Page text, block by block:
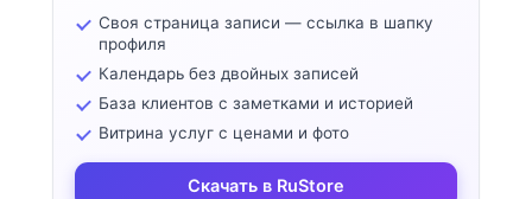
Своя страница записи — ссылка в шапку
профиля
Календарь без двойных записей
База клиентов с заметками и историей
Витрина услуг с ценами и фото
Скачать в RuStore